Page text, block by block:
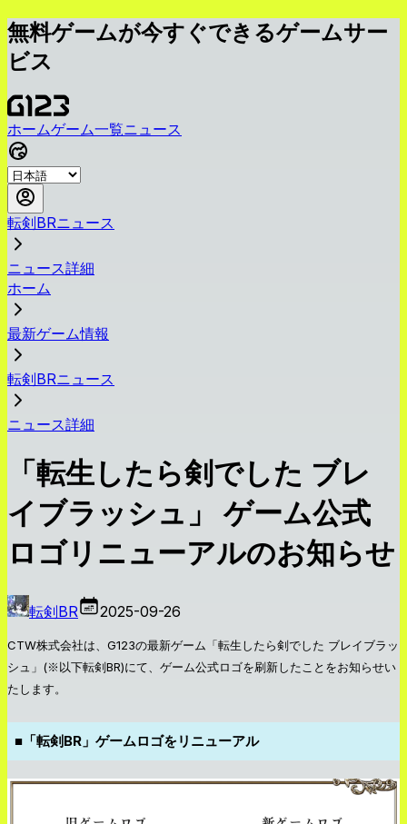
無料ゲームが今すぐできるゲームサー
ビス
ホームゲーム一覧ニュース
転剣BRニュース
ニュース詳細
ホーム
最新ゲーム情報
転剣BRニュース
ニュース詳細
「転生したら剣でした ブレ
イブラッシュ」 ゲーム公式
ロゴリニューアルのお知らせ
転剣BR 2025-09-26
CTW株式会社は、G123の最新ゲーム「転生したら剣でした ブレイブラッ
シュ」(※以下転剣BR)にて、ゲーム公式ロゴを刷新したことをお知らせい
たします。
■ 「転剣BR」ゲームロゴをリニューアル